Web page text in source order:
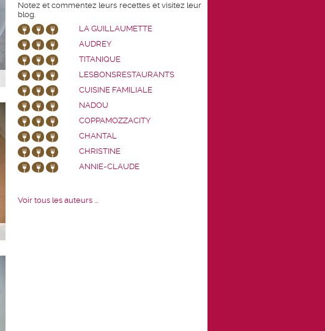
Notez et commentez leurs recettes et visitez leur
blog.
LA GUILLAUMETTE
AUDREY
TITANIQUE
LESBONSRESTAURANTS
CUISINE FAMILIALE
NADOU
COPPAMOZZACITY
CHANTAL
CHRISTINE
ANNIE-CLAUDE
Voir tous les auteurs ...